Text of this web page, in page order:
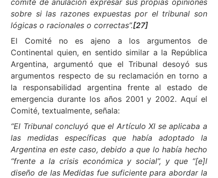
comité de anulación expresar sus propias opiniones
sobre si las razones expuestas por el tribunal son
lógicas o racionales o correctas”.[27]
El Comité no es ajeno a los argumentos de
Continental quien, en sentido similar a la República
Argentina, argumentó que el Tribunal desoyó sus
argumentos respecto de su reclamación en torno a
la responsabilidad argentina frente al estado de
emergencia durante los años 2001 y 2002. Aquí el
Comité, textualmente, señala:
“El Tribunal concluyó que el Artículo XI se aplicaba a
las medidas específicas que había adoptado la
Argentina en este caso, debido a que lo había hecho
“frente a la crisis económica y social”, y que “[e]l
diseño de las Medidas fue suficiente para abordar la